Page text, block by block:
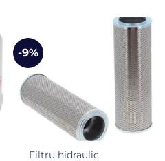
-9%
Filtru hidraulic